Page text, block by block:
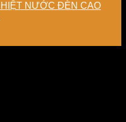
ĐÈN CAO